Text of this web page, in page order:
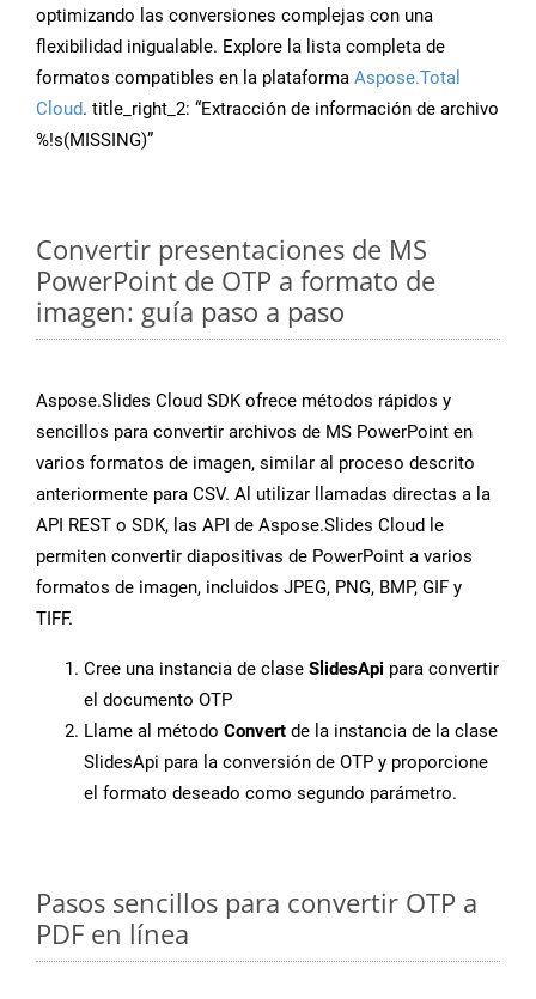
optimizando las conversiones complejas con una
flexibilidad inigualable. Explore la lista completa de
formatos compatibles en la plataforma Aspose.Total
Cloud. title_right_2: “Extracción de información de archivo
%!s(MISSING)”
Convertir presentaciones de MS
PowerPoint de OTP a formato de
imagen: guía paso a paso
Aspose.Slides Cloud SDK ofrece métodos rápidos y
sencillos para convertir archivos de MS PowerPoint en
varios formatos de imagen, similar al proceso descrito
anteriormente para CSV. Al utilizar llamadas directas a la
API REST o SDK, las API de Aspose.Slides Cloud le
permiten convertir diapositivas de PowerPoint a varios
formatos de imagen, incluidos JPEG, PNG, BMP, GIF y
TIFF.
Cree una instancia de clase SlidesApi para convertir
el documento OTP
Llame al método Convert de la instancia de la clase
SlidesApi para la conversión de OTP y proporcione
el formato deseado como segundo parámetro.
Pasos sencillos para convertir OTP a
PDF en línea